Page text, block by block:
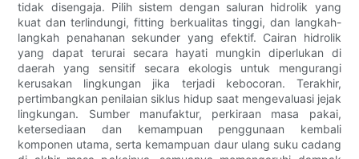
tidak disengaja. Pilih sistem dengan saluran hidrolik yang
kuat dan terlindungi, fitting berkualitas tinggi, dan langkah-
langkah penahanan sekunder yang efektif. Cairan hidrolik
yang dapat terurai secara hayati mungkin diperlukan di
daerah yang sensitif secara ekologis untuk mengurangi
kerusakan lingkungan jika terjadi kebocoran. Terakhir,
pertimbangkan penilaian siklus hidup saat mengevaluasi jejak
lingkungan. Sumber manufaktur, perkiraan masa pakai,
ketersediaan dan kemampuan penggunaan kembali
komponen utama, serta kemampuan daur ulang suku cadang